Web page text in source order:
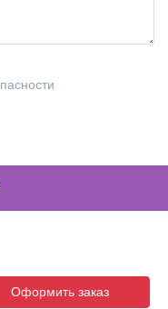
Оформить заказ